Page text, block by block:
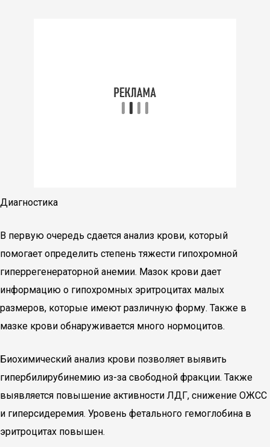
Диагностика
В первую очередь сдается анализ крови, который
помогает определить степень тяжести гипохромной
гиперрегенераторной анемии. Мазок крови дает
информацию о гипохромных эритроцитах малых
размеров, которые имеют различную форму. Также в
мазке крови обнаруживается много нормоцитов.
Биохимический анализ крови позволяет выявить
гипербилирубинемию из-за свободной фракции. Также
выявляется повышение активности ЛДГ, снижение ОЖСС
и гиперсидеремия. Уровень фетального гемоглобина в
эритроцитах повышен.